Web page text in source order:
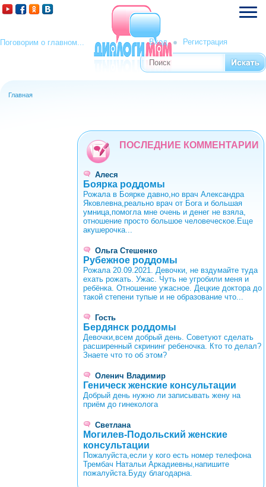
Поговорим о главном... Вход Регистрация
Форма поиска
Поиск
Главная
ПОСЛЕДНИЕ КОММЕНТАРИИ
Алеся
Боярка роддомы
Рожала в Боярке давно,но врач Александра
Яковлевна,реально врач от Бога и большая
умница,помогла мне очень и денег не взяла,
отношение просто большое человеческое.Еще
акушерочка...
Ольга Стешенко
Рубежное роддомы
Рожала 20.09.2021. Девочки, не вздумайте туда
ехать рожать. Ужас. Чуть не угробили меня и
ребёнка. Отношение ужасное. Децкие доктора до
такой степени тупые и не образование что...
Гость
Бердянск роддомы
Девочки,всем добрый день. Советуют сделать
расширенный скрининг ребеночка. Кто то делал?
Знаете что то об этом?
Оленич Владимир
Геническ женские консультации
Добрый день нужно ли записывать жену на
приём до гинеколога
Светлана
Могилев-Подольский женские
консультации
Пожалуйста,если у кого есть номер телефона
Трембач Натальи Аркадиевны,напишите
пожалуйста.Буду благодарна.